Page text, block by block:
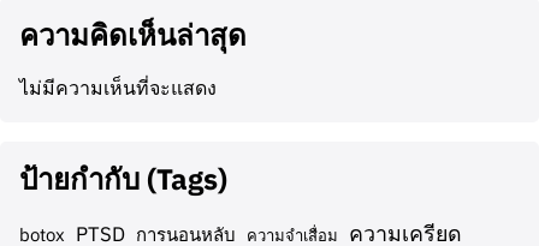
ความคิดเห็นล่าสุด
ไม่มีความเห็นที่จะแสดง
ป้ายกำกับ (Tags)
botox PTSD การนอนหลับ ความจำเสื่อม ความเครียด